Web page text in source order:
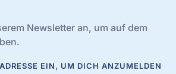
Newsletter an, um auf dem
EIN, UM DICH ANZUMELDEN